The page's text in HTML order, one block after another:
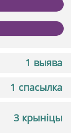
1 выява
1 спасылка
3 крыніцы